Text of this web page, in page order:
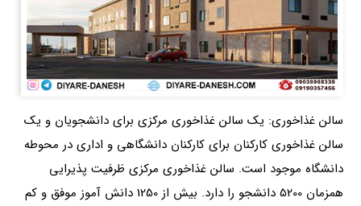
سالن غذاخوری: یک سالن غذاخوری مرکزی برای دانشجویان و یک
سالن غذاخوری کارکنان برای کارکنان دانشگاهی و اداری در محوطه
دانشگاه موجود است. سالن غذاخوری مرکزی ظرفیت پذیرایی
همزمان 5200 دانشجو را دارد. بیش از 1250 دانش آموز موفق و کم